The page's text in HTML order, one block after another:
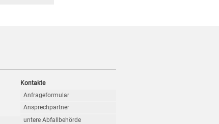
Kontakte
Anfrageformular
Ansprechpartner
untere Abfallbehörde